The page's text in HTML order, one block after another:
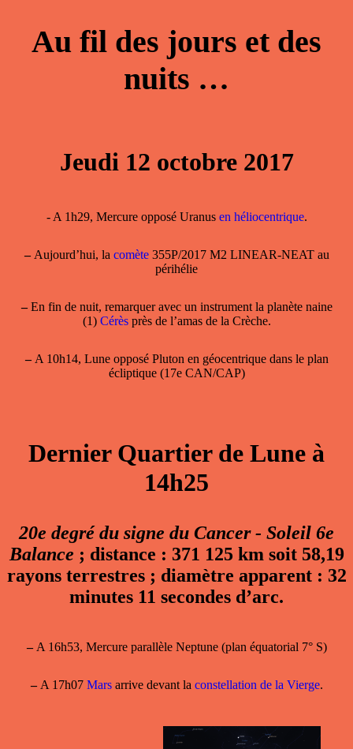
Au fil des jours et des
nuits …
Jeudi 12 octobre 2017
- A 1h29, Mercure opposé Uranus en héliocentrique.
–Aujourd’hui, la comète355P/2017 M2 LINEAR-NEAT au
périhélie
–En fin de nuit, remarquer avec un instrument la planète naine
(1) Cérès près de l’amas de la Crèche.
–A 10h14, Lune opposé Pluton en géocentrique dans le plan
écliptique (17e CAN/CAP)
Dernier Quartier de Lune à
14h25
20e degré du signe du Cancer - Soleil 6e
Balance ; distance : 371 125 km soit 58,19
rayons terrestres ; diamètre apparent : 32
minutes 11 secondes d’arc.
–A 16h53, Mercure parallèle Neptune (plan équatorial 7° S)
–A 17h07 Marsarrive devant la constellation de la Vierge.